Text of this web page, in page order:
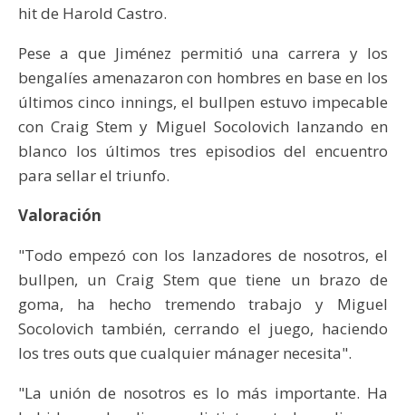
hit de Harold Castro.
Pese a que Jiménez permitió una carrera y los
bengalíes amenazaron con hombres en base en los
últimos cinco innings, el bullpen estuvo impecable
con Craig Stem y Miguel Socolovich lanzando en
blanco los últimos tres episodios del encuentro
para sellar el triunfo.
Valoración
"Todo empezó con los lanzadores de nosotros, el
bullpen, un Craig Stem que tiene un brazo de
goma, ha hecho tremendo trabajo y Miguel
Socolovich también, cerrando el juego, haciendo
los tres outs que cualquier mánager necesita".
"La unión de nosotros es lo más importante. Ha